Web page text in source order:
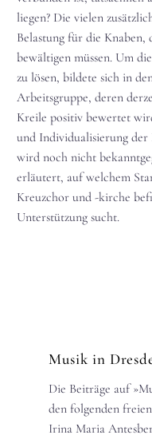
liegen? Die vielen
Belastung für die
bewältigen müssen. Um
zu lösen, bildete sich in
Arbeitsgruppe, deren
Kreile positiv bewertet
und Individualisierung der
wird noch nicht
erläutert, auf welchem
Kreuzchor und -kirche
Unterstützung sucht.
Musik in
Die Beiträge auf
den folgenden
Irina Maria